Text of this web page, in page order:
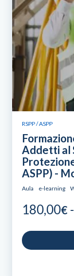
RSPP / ASPP
Addetti al
ASPP) -
Aula e-learning
180,00€ -